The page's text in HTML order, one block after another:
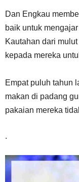
Dan Engkau
baik untuk
Kautahan dari
kepada mereka
Empat puluh tahun
makan di padang
pakaian mereka
.